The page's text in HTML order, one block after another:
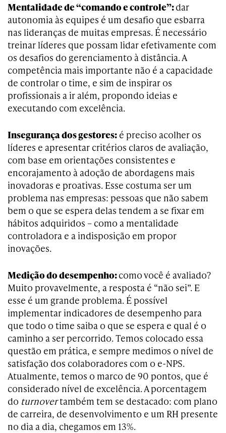
Mentalidade de “comando e controle”:dar
autonomia às equipes é um desafio que esbarra
nas lideranças de muitas empresas. É necessário
treinar líderes que possam lidar efetivamente com
os desafios do gerenciamento à distância. A
competência mais importante não é a capacidade
de controlar o time, e sim de inspirar os
profissionais a ir além, propondo ideias e
executando com excelência.
Insegurança dos gestores: é preciso acolher os
líderes e apresentar critérios claros de avaliação,
com base em orientações consistentes e
encorajamento à adoção de abordagens mais
inovadoras e proativas. Esse costuma ser um
problema nas empresas: pessoas que não sabem
bem o que se espera delas tendem a se fixar em
hábitos adquiridos – como a mentalidade
controladora e a indisposição em propor
inovações.
Medição do desempenho:como você é avaliado?
Muito provavelmente, a resposta é “não sei”. E
esse é um grande problema. É possível
implementar indicadores de desempenho para
que todo o time saiba o que se espera e qual é o
caminho a ser percorrido. Temos colocado essa
questão em prática, e sempre medimos o nível de
satisfação dos colaboradores com o e-NPS.
Atualmente, temos o marco de 90 pontos, que é
considerado nível de excelência. A porcentagem
do turnovertambém tem se destacado: com plano
de carreira, de desenvolvimento e um RH presente
no dia a dia, chegamos em 13%.